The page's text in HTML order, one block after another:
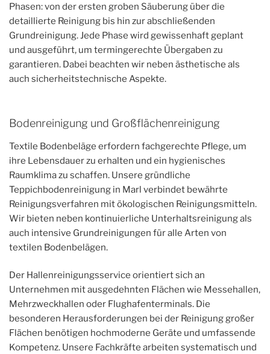
Phasen: von der ersten groben Säuberung über die
detaillierte Reinigung bis hin zur abschließenden
Grundreinigung. Jede Phase wird gewissenhaft geplant
und ausgeführt, um termingerechte Übergaben zu
garantieren. Dabei beachten wir neben ästhetische als
auch sicherheitstechnische Aspekte.
Bodenreinigung und Großflächenreinigung
Textile Bodenbeläge erfordern fachgerechte Pflege, um
ihre Lebensdauer zu erhalten und ein hygienisches
Raumklima zu schaffen. Unsere gründliche
Teppichbodenreinigung in Marl verbindet bewährte
Reinigungsverfahren mit ökologischen Reinigungsmitteln.
Wir bieten neben kontinuierliche Unterhaltsreinigung als
auch intensive Grundreinigungen für alle Arten von
textilen Bodenbelägen.
Der Hallenreinigungsservice orientiert sich an
Unternehmen mit ausgedehnten Flächen wie Messehallen,
Mehrzweckhallen oder Flughafenterminals. Die
besonderen Herausforderungen bei der Reinigung großer
Flächen benötigen hochmoderne Geräte und umfassende
Kompetenz. Unsere Fachkräfte arbeiten systematisch und